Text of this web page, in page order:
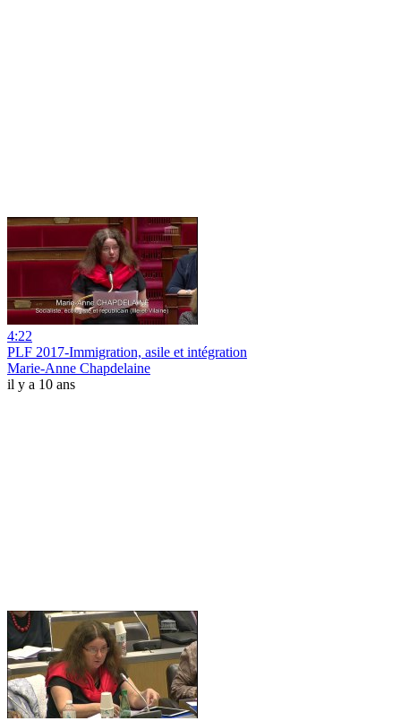
4:22
PLF 2017-Immigration, asile et intégration
Marie-Anne Chapdelaine
il y a 10 ans